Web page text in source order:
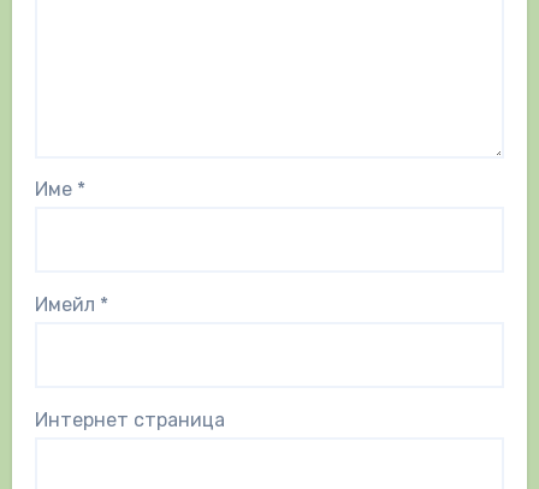
Име *
Имейл *
Интернет страница